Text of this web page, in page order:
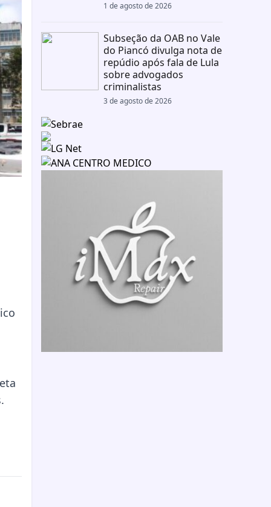
1 de agosto de 2026
Subseção da OAB no Vale
do Piancó divulga nota de
repúdio após fala de Lula
sobre advogados
criminalistas
3 de agosto de 2026